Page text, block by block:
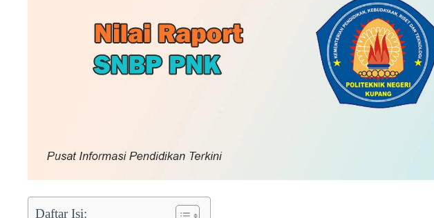
Daftar Isi: